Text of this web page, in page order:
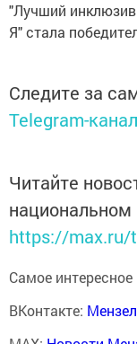
"Лучший
Я" стала
Следите за
Telegram-
Читайте
https://max.ru/
Самое
ВКонтакте: